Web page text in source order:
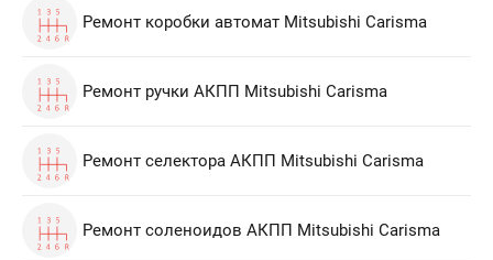
Ремонт коробки автомат Mitsubishi Carisma
Ремонт ручки АКПП Mitsubishi Carisma
Ремонт селектора АКПП Mitsubishi Carisma
Ремонт соленоидов АКПП Mitsubishi Carisma